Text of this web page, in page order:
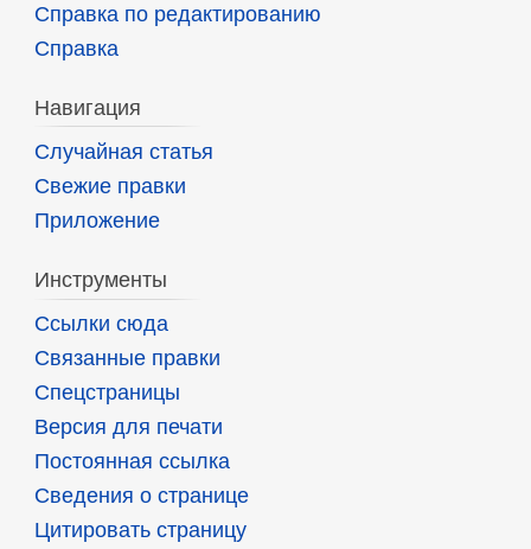
Справка по редактированию
Справка
Навигация
Случайная статья
Свежие правки
Приложение
Инструменты
Ссылки сюда
Связанные правки
Спецстраницы
Версия для печати
Постоянная ссылка
Сведения о странице
Цитировать страницу